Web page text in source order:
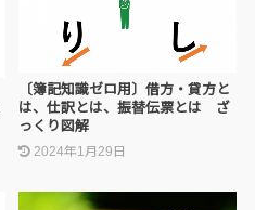
〔簿記知識ゼロ用〕借方・貸方と
は、仕訳とは、振替伝票とは ざ
っくり図解
2024年1月29日